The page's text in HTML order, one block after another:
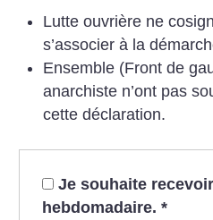
Lutte ouvrière ne
s’associer à la
Ensemble (Front de
anarchiste n’ont pas
cette déclaration.
Je souhaite
hebdomadaire. *